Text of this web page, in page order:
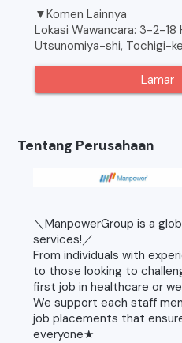
▼Komen Lainnya
Lokasi Wawancara: 3-2-18
Utsunomiya-shi, Tochigi-
Lamar
Tentang Perusahaan
＼ManpowerGroup is a
services!／
From individuals with
to those looking to
first job in healthcare or
We support each staff
job placements that
everyone★